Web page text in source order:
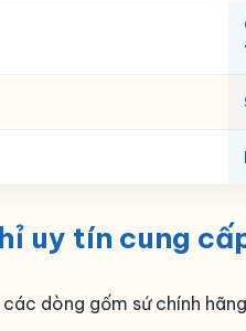
uy tín cung
dòng gốm sứ chính